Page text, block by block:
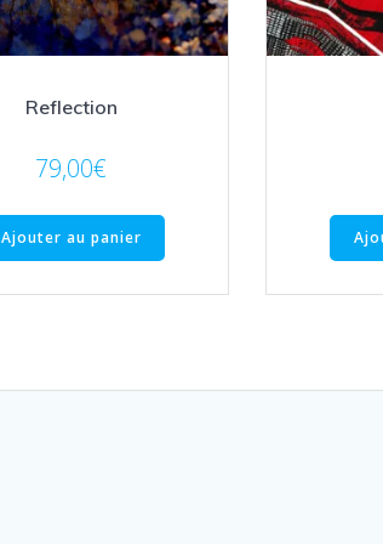
Reflection
79,00€
Ajouter au panier